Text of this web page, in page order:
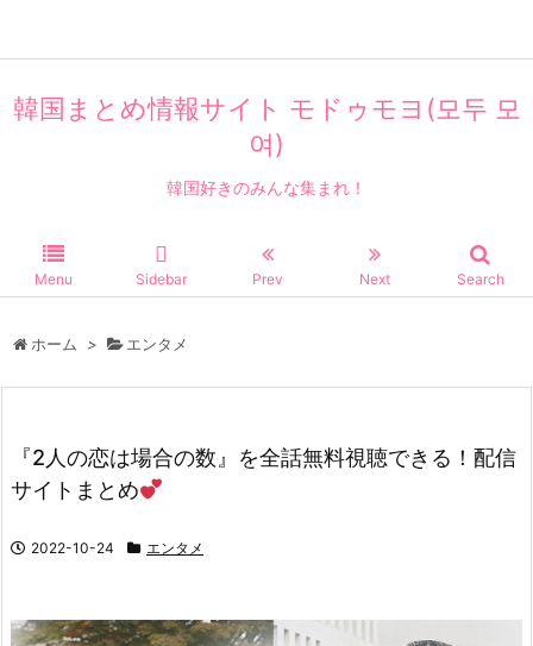
韓国まとめ情報サイト モドゥモヨ(모두 모
여)
韓国好きのみんな集まれ！
Menu Sidebar Prev Next Search
ホーム > エンタメ
『2人の恋は場合の数』を全話無料視聴できる！配信
サイトまとめ
2022-10-24 エンタメ